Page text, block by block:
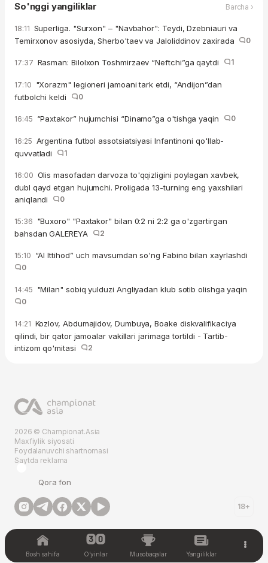
So'nggi yangiliklar Barcha ›
18:11 Superliga. "Surxon" – "Navbahor": Teydi, Dzebniauri va
Temirxonov asosiyda, Sherbo'taev va Jaloliddinov zaxirada
0
17:37 Rasman: Bilolxon Toshmirzaev “Neftchi”ga qaytdi 1
17:10 "Xorazm" legioneri jamoani tark etdi, “Andijon”dan
futbolchi keldi
0
16:45 “Paxtakor” hujumchisi “Dinamo”ga o'tishga yaqin 0
16:25 Argentina futbol assotsiatsiyasi Infantinoni qo'llab-
quvvatladi
1
16:00 Olis masofadan darvoza to'qqizligini poylagan xavbek,
dubl qayd etgan hujumchi. Proligada 13-turning eng yaxshilari
aniqlandi
0
15:36 "Buxoro" "Paxtakor" bilan 0:2 ni 2:2 ga o'zgartirgan
bahsdan GALEREYA
2
15:10 “Al Ittihod” uch mavsumdan so'ng Fabino bilan xayrlashdi
0
14:45 "Milan" sobiq yulduzi Angliyadan klub sotib olishga yaqin
0
14:21 Kozlov, Abdumajidov, Dumbuya, Boake diskvalifikaciya
qilindi, bir qator jamoalar vakillari jarimaga tortildi - Tartib-
intizom qo'mitasi
2
2026 © Championat.Asia
Maxfiylik siyosati
Foydalanuvchi shartnomasi
Saytda reklama
Qora fon
18+
Bosh sahifa O'yinlar Musobaqalar Yangiliklar